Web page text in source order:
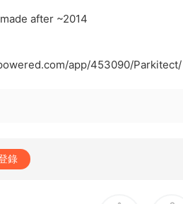
after ~2014
app/453090/Parkitect/
錄